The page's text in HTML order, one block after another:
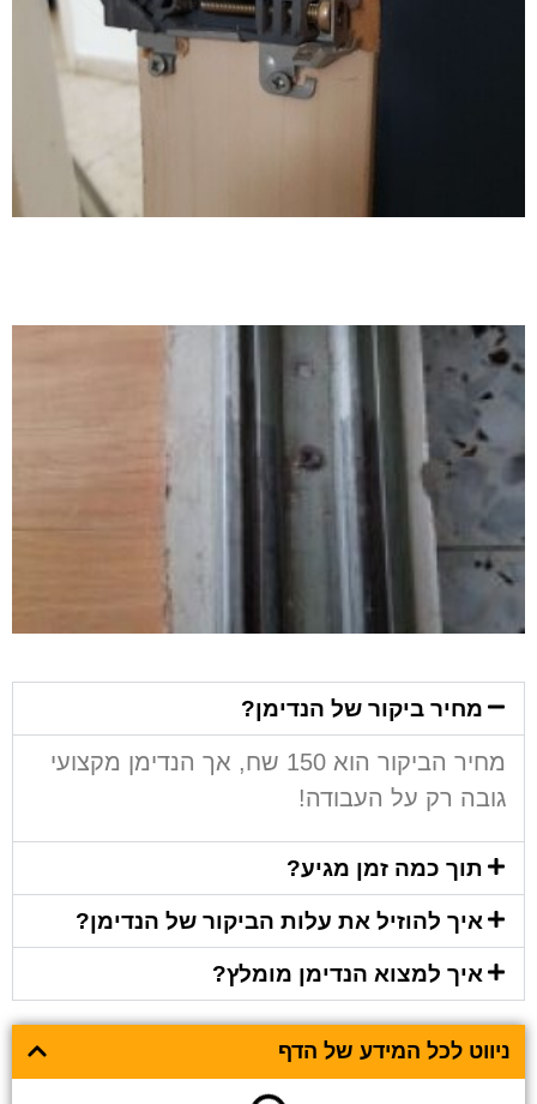
מחיר ביקור של הנדימן?
מחיר הביקור הוא 150 שח, אך הנדימן מקצועי
גובה רק על העבודה!
תוך כמה זמן מגיע?
איך להוזיל את עלות הביקור של הנדימן?
איך למצוא הנדימן מומלץ?
ניווט לכל המידע של הדף